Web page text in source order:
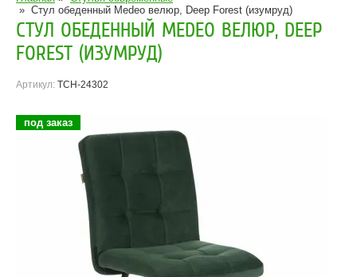
» Стул обеденный Medeo велюр, Deep Forest (изумруд)
СТУЛ ОБЕДЕННЫЙ MEDEO ВЕЛЮР, DEEP
FOREST (ИЗУМРУД)
Артикул: TCH-24302
под заказ